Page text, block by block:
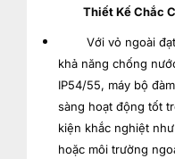
Thiết Kế Chắc
Với vỏ ngoài
khả năng chống
IP54/55, máy bộ
sàng hoạt động tốt
kiện khắc nghiệt
hoặc môi trường